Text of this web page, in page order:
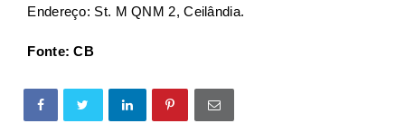
Endereço: St. M QNM 2, Ceilândia.
Fonte: CB